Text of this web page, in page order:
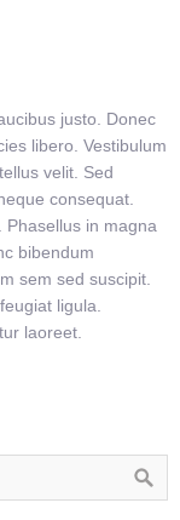
justo. Donec
libero. Vestibulum
velit. Sed
consequat.
in magna
bibendum
sem sed suscipit.
ligula.
laoreet.